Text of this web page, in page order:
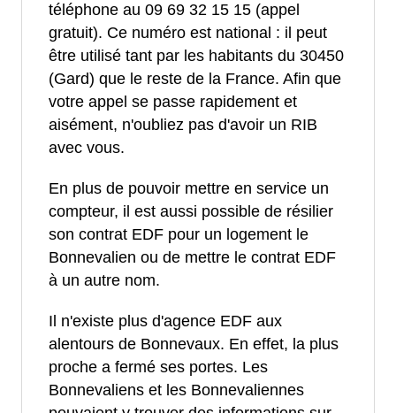
téléphone au 09 69 32 15 15 (appel
gratuit). Ce numéro est national : il peut
être utilisé tant par les habitants du 30450
(Gard) que le reste de la France. Afin que
votre appel se passe rapidement et
aisément, n'oubliez pas d'avoir un RIB
avec vous.
En plus de pouvoir mettre en service un
compteur, il est aussi possible de résilier
son contrat EDF pour un logement le
Bonnevalien ou de mettre le contrat EDF
à un autre nom.
Il n'existe plus d'agence EDF aux
alentours de Bonnevaux. En effet, la plus
proche a fermé ses portes. Les
Bonnevaliens et les Bonnevaliennes